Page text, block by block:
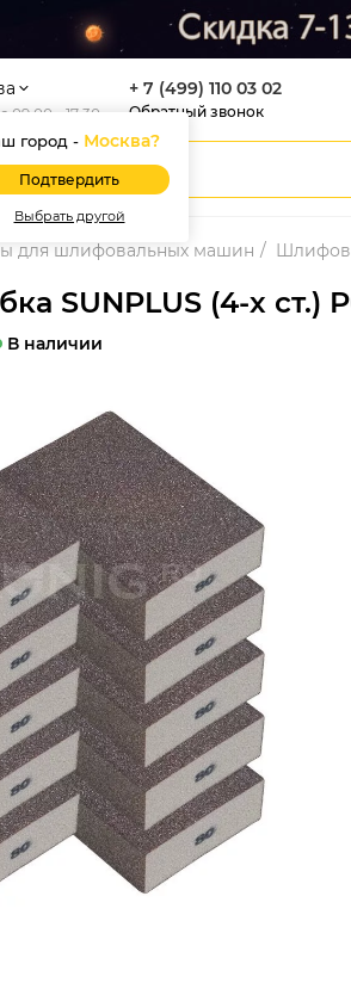
09:00 - 17:30
город - Москва?
Подтвердить
Выбрать другой
+ 7 (499) 110 03 02
Обратный звонок
для шлифовальных машин
SUNPLUS (4-х ст.)
В наличии